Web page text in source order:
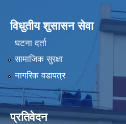
विधुतीय शुसासन सेवा
घटना दर्ता
सामाजिक सुरक्षा
नागरिक वडापत्र
प्रतिवेदन